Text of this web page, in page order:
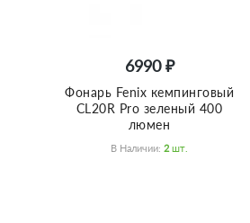
6990 ₽
Фонарь Fenix кемпинговый
CL20R Pro зеленый 400
люмен
В Наличии: 2 Шт.